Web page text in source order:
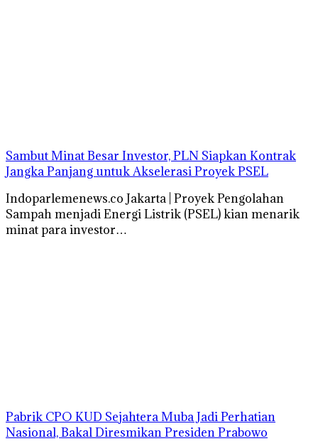
Sambut Minat Besar Investor, PLN Siapkan Kontrak
Jangka Panjang untuk Akselerasi Proyek PSEL
Indoparlemenews.co Jakarta | Proyek Pengolahan
Sampah menjadi Energi Listrik (PSEL) kian menarik
minat para investor…
Pabrik CPO KUD Sejahtera Muba Jadi Perhatian
Nasional, Bakal Diresmikan Presiden Prabowo